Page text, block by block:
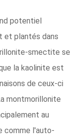
potentiel
et plantés dans
smectite se
la kaolinite est
de ceux-ci
montmorillonite
au
comme l'auto-